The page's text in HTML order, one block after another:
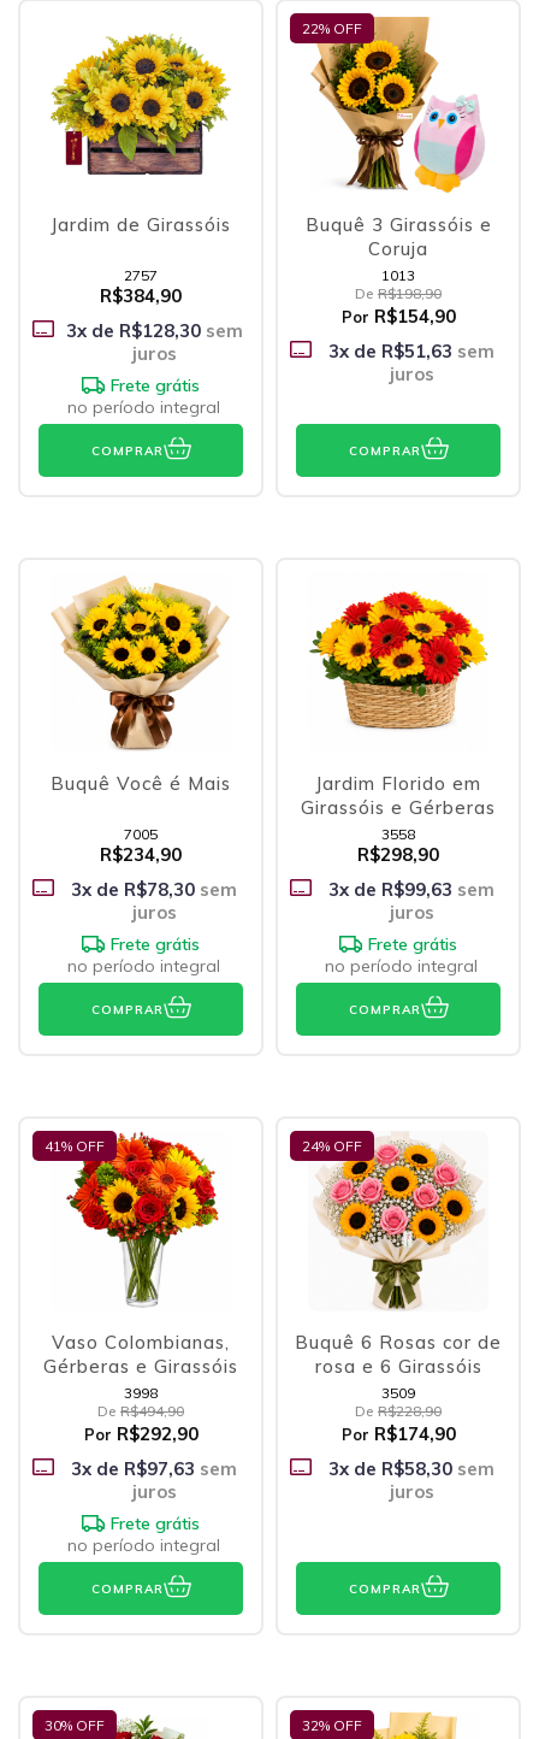
Jardim de Girassóis
2757
R$384,90
3x de R$128,30sem
juros
Frete grátis
no período integral
COMPRAR
22% OFF
Buquê 3 Girassóis e
Coruja
1013
De R$198,90
Por R$154,90
3x de R$51,63 sem
juros
COMPRAR
Buquê Você é Mais
7005
R$234,90
3x de R$78,30 sem
juros
Frete grátis
no período integral
COMPRAR
Jardim Florido em
Girassóis e Gérberas
3558
R$298,90
3x de R$99,63 sem
juros
Frete grátis
no período integral
COMPRAR
41% OFF
Vaso Colombianas,
Gérberas e Girassóis
3998
De R$494,90
Por R$292,90
3x de R$97,63 sem
juros
Frete grátis
no período integral
COMPRAR
24% OFF
Buquê 6 Rosas cor de
rosa e 6 Girassóis
3509
De R$228,90
Por R$174,90
3x de R$58,30 sem
juros
COMPRAR
30% OFF 32% OFF